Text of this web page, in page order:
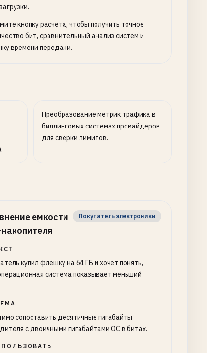
кнопку расчета, чтобы получить точное
бит, сравнительный анализ систем и
времени передачи.
Преобразование метрик трафика в
биллинговых системах провайдеров
для сверки лимитов.
емкости
Покупатель электроники
купил флешку на 64 ГБ и хочет понять,
система показывает меньший
сопоставить десятичные гигабайты
с двоичными гигабайтами ОС в битах.